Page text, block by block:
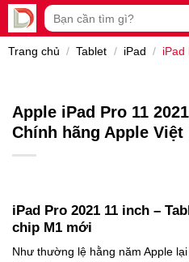
Skip
Tìm
kiếm:
Trang chủ / Tablet / iPad / iPad
Apple iPad Pro 11
Chính hãng Apple Việt
iPad Pro 2021 11 inch –
chip M1 mới
Như thường lệ hằng năm Apple